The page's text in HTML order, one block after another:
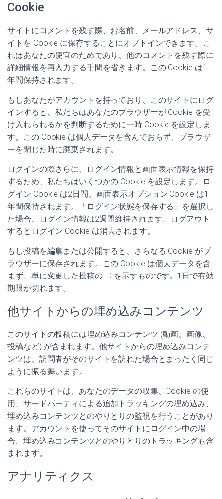
Cookie
サイトにコメントを残す際、お名前、メールアドレス、サ
イトを Cookie に保存することにオプトインできます。こ
れはあなたの便宜のためであり、他のコメントを残す際に
詳細情報を再入力する手間を省きます。この Cookie は1
年間保持されます。
もしあなたがアカウントを持っており、このサイトにログ
インすると、私たちはあなたのブラウザーが Cookie を受
け入れられるかを判断するために一時 Cookie を設定しま
す。この Cookie は個人データを含んでおらず、ブラウザ
ーを閉じた時に廃棄されます。
ログインの際さらに、ログイン情報と画面表示情報を保持
するため、私たちはいくつかの Cookie を設定します。ロ
グイン Cookie は2日間、画面表示オプション Cookie は1
年間保持されます。「ログイン状態を保存する」を選択し
た場合、ログイン情報は2週間維持されます。ログアウト
するとログイン Cookie は消去されます。
もし投稿を編集または公開すると、さらなる Cookie がブ
ラウザーに保存されます。この Cookie は個人データを含
まず、単に変更した投稿の ID を示すものです。1日で有効
期限が切れます。
他サイトからの埋め込みコンテンツ
このサイトの投稿には埋め込みコンテンツ (動画、画像、
投稿など) が含まれます。他サイトからの埋め込みコンテ
ンツは、訪問者がそのサイトを訪れた場合とまったく同じ
ように振る舞います。
これらのサイトは、あなたのデータの収集、Cookie の使
用、サードパーティによる追加トラッキングの埋め込み、
埋め込みコンテンツとのやりとりの監視を行うことがあり
ます。アカウントを使ってそのサイトにログイン中の場
合、埋め込みコンテンツとのやりとりのトラッキングも含
まれます。
アナリティクス